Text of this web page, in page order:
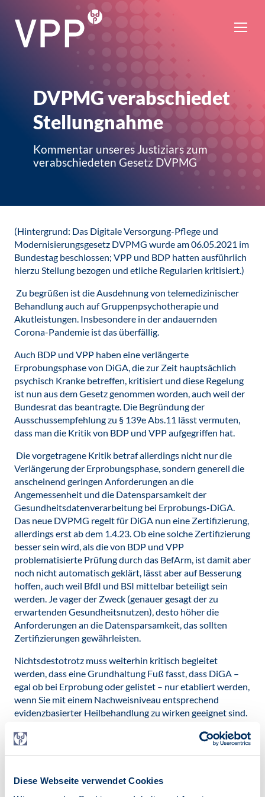
Diese Webseite verwendet Cookies
DVPMG verabschiedet
Stellungnahme
Kommentar unseres Justiziars zum
verabschiedeten Gesetz DVPMG
(Hintergrund: Das Digitale Versorgung-Pflege und
Modernisierungsgesetz DVPMG wurde am 06.05.2021 im
Bundestag beschlossen; VPP und BDP hatten ausführlich
hierzu Stellung bezogen und etliche Regularien kritisiert.)
Zu begrüßen ist die Ausdehnung von telemedizinischer
Behandlung auch auf Gruppenpsychotherapie und
Akutleistungen. Insbesondere in der andauernden
Corona-Pandemie ist das überfällig.
Auch BDP und VPP haben eine verlängerte
Erprobungsphase von DiGA, die zur Zeit hauptsächlich
psychisch Kranke betreffen, kritisiert und diese Regelung
ist nun aus dem Gesetz genommen worden, auch weil der
Bundesrat das beantragte. Die Begründung der
Ausschussempfehlung zu § 139e Abs.11 lässt vermuten,
dass man die Kritik von BDP und VPP aufgegriffen hat.
Die vorgetragene Kritik betraf allerdings nicht nur die
Verlängerung der Erprobungsphase, sondern generell die
anscheinend geringen Anforderungen an die
Angemessenheit und die Datensparsamkeit der
Gesundheitsdatenverarbeitung bei Erprobungs-DiGA.
Das neue DVPMG regelt für DiGA nun eine Zertifizierung,
allerdings erst ab dem 1.4.23. Ob eine solche Zertifizierung
besser sein wird, als die von BDP und VPP
problematisierte Prüfung durch das BefArm, ist damit aber
noch nicht automatisch geklärt, lässt aber auf Besserung
hoffen, auch weil BfdI und BSI mittelbar beteiligt sein
werden. Je vager der Zweck (genauer gesagt der zu
erwartenden Gesundheitsnutzen), desto höher die
Anforderungen an die Datensparsamkeit, das sollten
Zertifizierungen gewährleisten.
Nichtsdestotrotz muss weiterhin kritisch begleitet
werden, dass eine Grundhaltung Fuß fasst, dass DiGA –
egal ob bei Erprobung oder gelistet – nur etabliert werden,
wenn Sie mit einem Nachweisniveau entsprechend
evidenzbasierter Heilbehandlung zu wirken geeignet sind.
diversen Beteiligten das beiläufige Datensammeln
nebensächlich, als der Staat die Maxime der